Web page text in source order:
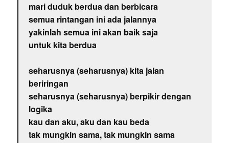
mari duduk berdua dan berbicara
semua rintangan ini ada jalannya
yakinlah semua ini akan baik saja
untuk kita berdua
seharusnya (seharusnya) kita jalan
beriringan
seharusnya (seharusnya) berpikir dengan
logika
kau dan aku, aku dan kau beda
tak mungkin sama, tak mungkin sama